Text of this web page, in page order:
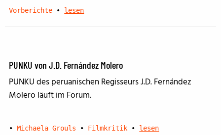
Vorberichte
• lesen
PUNKU von J.D. Fernández Molero
PUNKU des peruanischen Regisseurs J.D. Fernández
Molero läuft im Forum.
• Michaela Grouls • Filmkritik • lesen